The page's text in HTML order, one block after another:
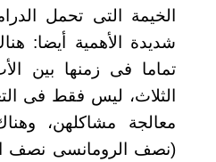
الخيمة التى تحمل
شديدة الأهمية أيضا:
تماما فى زمنها بين
الثلاث، ليس فقط فى
معالجة مشاكلهن،
(نصف الرومانسى نصف